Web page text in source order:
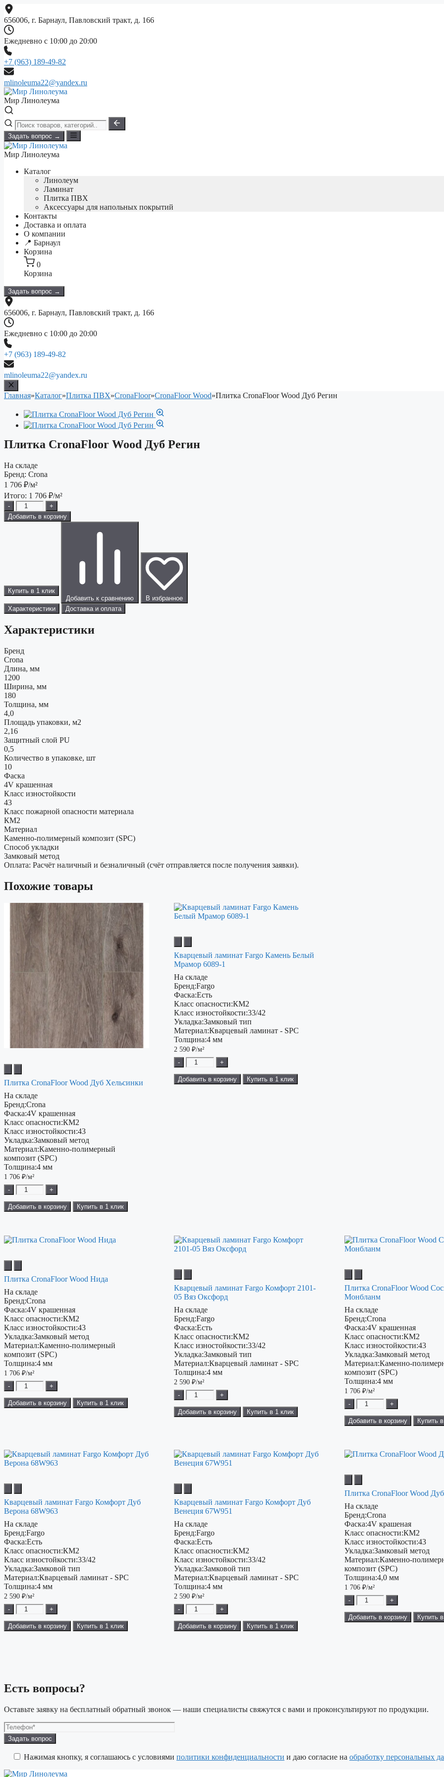
Перейти
к
содержимому
656006, г. Барнаул, Павловский тракт, д. 166
Ежедневно с 10:00 до 20:00
+7 (963) 189-49-82
mlinoleuma22@yandex.ru
Мир Линолеума
Задать вопрос →
Мир Линолеума
Каталог
Линолеум
Ламинат
Плитка ПВХ
Аксессуары для напольных покрытий
Контакты
Доставка и оплата
О компании
📍 Барнаул
Корзина
0
Корзина
Задать вопрос →
656006, г. Барнаул, Павловский тракт, д. 166
Ежедневно с 10:00 до 20:00
+7 (963) 189-49-82
mlinoleuma22@yandex.ru
Главная»Каталог»Плитка ПВХ»CronaFloor»CronaFloor Wood»Плитка CronaFloor Wood Дуб Регин
Плитка CronaFloor Wood Дуб Регин
На складе
Бренд: Crona
1 706 ₽/м²
Итого: 1 706 ₽/м²
-
+
Добавить в корзину
Купить в 1 клик
Добавить к сравнению
В избранное
Характеристики
Доставка и оплата
Характеристики
Бренд
Crona
Длина, мм
1200
Ширина, мм
180
Толщина, мм
4,0
Площадь упаковки, м2
2,16
Защитный слой PU
0,5
Количество в упаковке, шт
10
Фаска
4V крашенная
Класс изностойкости
43
Класс пожарной опасности материала
КМ2
Материал
Каменно-полимерный композит (SPC)
Способ укладки
Замковый метод
Оплата: Расчёт наличный и безналичный (счёт отправляется после получения заявки).
Похожие товары
Плитка CronaFloor Wood Дуб Хельсинки
На складе
Бренд:Crona
Фаска:4V крашенная
Класс опасности:КМ2
Класс изностойкости:43
Укладка:Замковый метод
Материал:Каменно-полимерный
композит (SPC)
Толщина:4 мм
1 706 ₽/м²
-
+
Добавить в корзину Купить в 1 клик
Кварцевый ламинат Fargo Камень Белый
Мрамор 6089-1
На складе
Бренд:Fargo
Фаска:Есть
Класс опасности:КМ2
Класс изностойкости:33/42
Укладка:Замковый тип
Материал:Кварцевый ламинат - SPC
Толщина:4 мм
2 590₽/м²
-
+
Добавить в корзину Купить в 1 клик
Плитка CronaFloor Wood Нида
На складе
Бренд:Crona
Фаска:4V крашенная
Класс опасности:КМ2
Класс изностойкости:43
Укладка:Замковый метод
Материал:Каменно-полимерный
композит (SPC)
Толщина:4 мм
1 706 ₽/м²
-
+
Добавить в корзину Купить в 1 клик
Кварцевый ламинат Fargo Комфорт 2101-
05 Вяз Оксфорд
На складе
Бренд:Fargo
Фаска:Есть
Класс опасности:КМ2
Класс изностойкости:33/42
Укладка:Замковый тип
Материал:Кварцевый ламинат - SPC
Толщина:4 мм
2 590₽/м²
-
+
Добавить в корзину Купить в 1 клик
Плитка CronaFloor Wood
Монбланм
На складе
Бренд:Crona
Фаска:4V крашенная
Класс опасности:КМ2
Класс изностойкости:43
Укладка:Замковый метод
Материал:Каменно-
композит (SPC)
Толщина:4 мм
1 706 ₽/м²
-
+
Добавить в корзину Купить
Кварцевый ламинат Fargo Комфорт Дуб
Верона 68W963
На складе
Бренд:Fargo
Фаска:Есть
Класс опасности:КМ2
Класс изностойкости:33/42
Укладка:Замковой тип
Материал:Кварцевый ламинат - SPC
Толщина:4 мм
2 590 ₽/м²
-
+
Добавить в корзину Купить в 1 клик
Кварцевый ламинат Fargo Комфорт Дуб
Венеция 67W951
На складе
Бренд:Fargo
Фаска:Есть
Класс опасности:КМ2
Класс изностойкости:33/42
Укладка:Замковой тип
Материал:Кварцевый ламинат - SPC
Толщина:4 мм
2 590₽/м²
-
+
Добавить в корзину Купить в 1 клик
Плитка CronaFloor Wood
На складе
Бренд:Crona
Фаска:4V крашеная
Класс опасности:КМ2
Класс изностойкости:43
Укладка:Замковый метод
Материал:Каменно-
композит (SPC)
Толщина:4,0 мм
1 706 ₽/м²
-
+
Добавить в корзину Купить
Есть вопросы?
Оставьте заявку на бесплатный обратный звонок — наши специалисты свяжутся с вами и проконсультируют по продукции.
Оставьте
это
поле Нажимая кнопку, я соглашаюсь с условиями политики конфиденциальности и даю согласие на обработку персональных